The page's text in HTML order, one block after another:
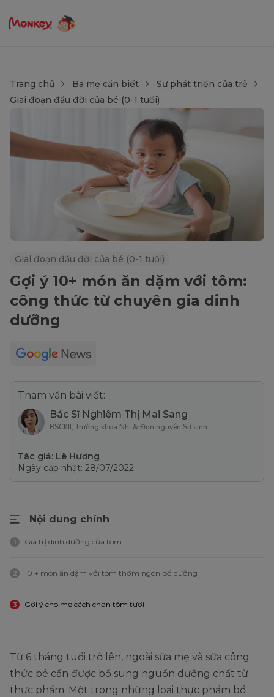
Trang chủ Ba mẹ cần biết
Sự phát triển của trẻ
Giai đoạn đầu đời của bé (0-1 tuổi)
Giai đoạn đầu đời của bé (0-1 tuổi)
Gợi ý 10+ món ăn dặm với tôm:
công thức từ chuyên gia dinh
dưỡng
Tham vấn bài viết:
Bác Sĩ Nghiêm Thị Mai Sang
BSCKII, Trưởng khoa Nhi & Đơn nguyên Sơ sinh
Tác giả: Lê Hương
Ngày cập nhật: 28/07/2022
Nội dung chính
1 Giá trị dinh dưỡng của tôm
2 10 + món ăn dặm với tôm thơm ngon bổ dưỡng
3 Gợi ý cho mẹ cách chọn tôm tươi
Từ 6 tháng tuổi trở lên, ngoài sữa mẹ và sữa công
thức bé cần được bổ sung nguồn dưỡng chất từ
thực phẩm. Một trong những loại thực phẩm bổ